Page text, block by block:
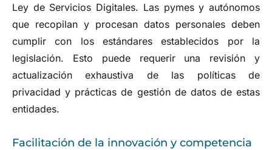
Ley de Servicios Digitales. Las pymes y autónomos
que recopilan y procesan datos personales deben
cumplir con los estándares establecidos por la
legislación. Esto puede requerir una revisión y
actualización exhaustiva de las políticas de
privacidad y prácticas de gestión de datos de estas
entidades.
Facilitación de la innovación y competencia